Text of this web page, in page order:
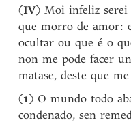
(IV) Moi infeliz serei
que morro de amor:
ocultar ou que é o
non me pode facer
matase, deste que
(1) O mundo todo
condenado, sen